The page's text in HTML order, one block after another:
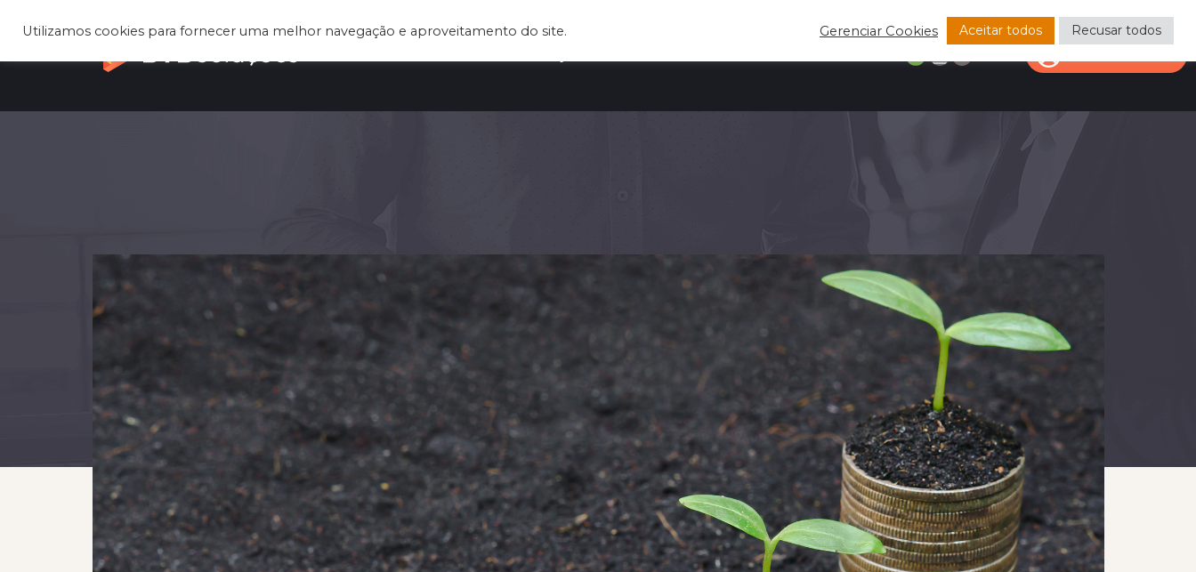
Utilizamos cookies para fornecer uma melhor navegação e aproveitamento do site. Gerenciar Cookies Aceitar todos Recusar todos